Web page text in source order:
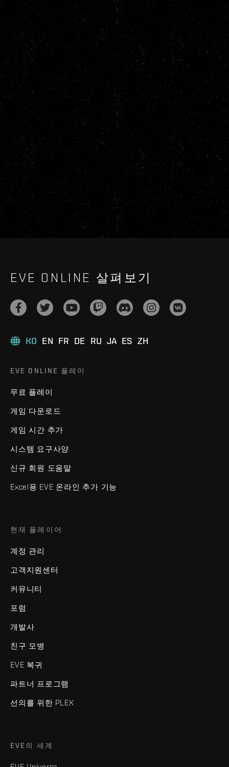
EVE ONLINE 살펴보기
KO EN FR DE RU JA ES ZH
EVE ONLINE 플레이
무료 플레이
게임 다운로드
게임 시간 추가
시스템 요구사양
신규 회원 도움말
Excel용 EVE 온라인 추가 기능
현재 플레이어
계정 관리
고객지원센터
커뮤니티
포럼
개발사
친구 모병
EVE 복귀
파트너 프로그램
선의를 위한 PLEX
EVE의 세계